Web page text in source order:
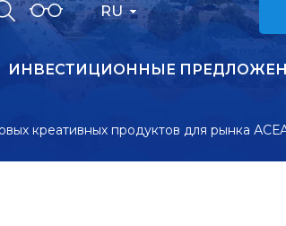
RU
ИНВЕСТИЦИОННЫЕ
креативных продуктов для рынка